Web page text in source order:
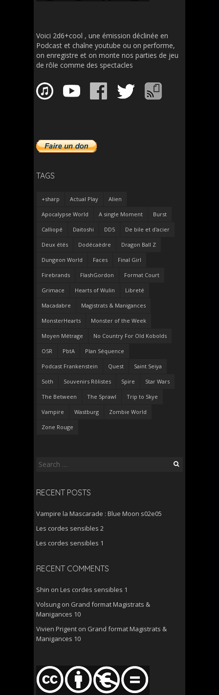
Voici 2d6+cool , une émission déclinée en
Podcast et chaîne youtube ou on performe,
on enregistre et on monte nos parties de jeu
de rôle comme des spectacles
TAGS
+sharp Actual Play Alien
Apocalypse World A single Moment Burst
Calliopé Daitoshi DD5 De bile et d'acier
Deux étés Dodécaèdre Dragon Ball Z
Dungeon World Faces Final Girl
Firebrands FlashGordon Format Court
Grimace Hearts of Wulin Libreté
Macadabre Magistrats & Manigances
MonsterHearts Monster of the Week
Moyen Métrage No Country For Old Kobolds
OSR PbtA Plan Séquence
Podcast Frankenstein Quest Saint Seiya
Soth Souvenirs Rôlistes Spire Star Wars
The Between The Sprawl Trip to Skye
Vampire Wastburg Zombie World
Zone Rouge
Search
RECENT POSTS
Vampire la Mascarade : Blue Moon s02e05
Les cordes sensibles 2
Les cordes sensibles 1
RECENT COMMENTS
Shin on Les cordes sensibles 1
Volsung on Grand format Magistrats &
Manigances 10
Vivien Prigent on Grand format Magistrats &
Manigances 10